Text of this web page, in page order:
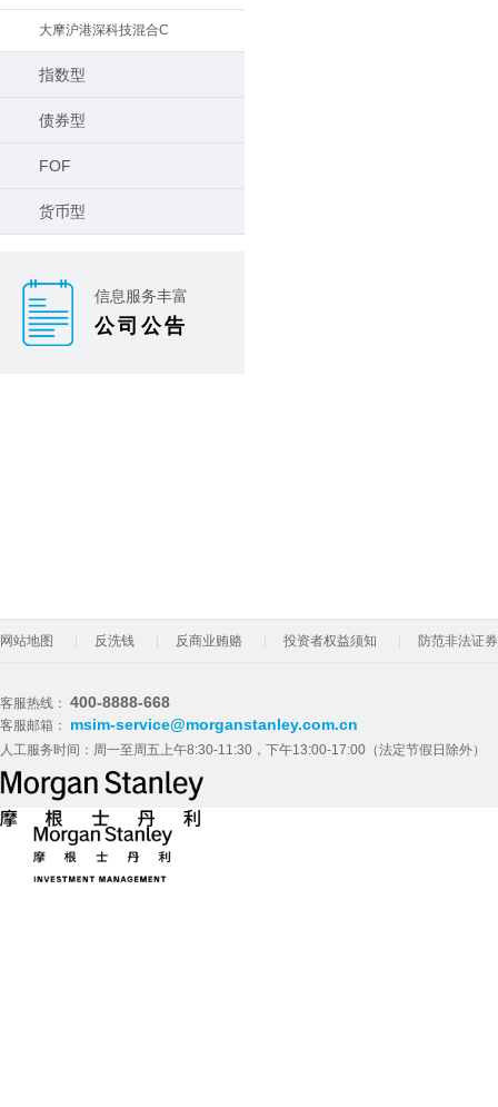
大摩沪港深科技混合C
指数型
债券型
FOF
货币型
信息服务丰富
公司公告
网站地图 反洗钱 反商业贿赂 投资者权益须知 防范非法证
客服热线： 400-8888-668
客服邮箱： msim-service@morganstanley.com.cn
人工服务时间：周一至周五上午8:30-11:30，下午13:00-17:00（法定节假日除外）